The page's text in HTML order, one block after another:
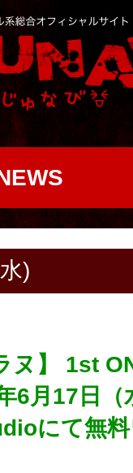
)
ヌ】 1st
6月17日（
にて無